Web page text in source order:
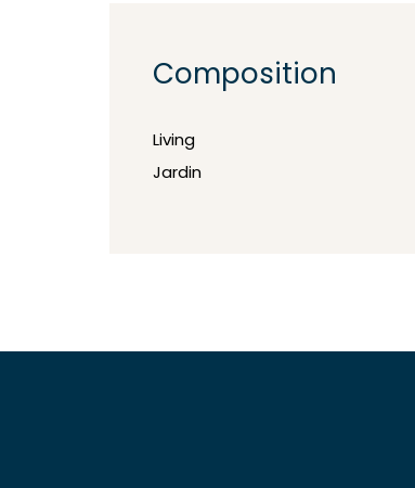
Composition
Living
Jardin